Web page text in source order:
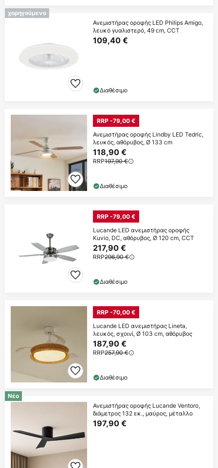
χορηγούμενο
Ανεμιστήρας οροφής LED Philips Amigo,
λευκό γυαλιστερό, 49 cm, CCT
109,40 €
Διαθέσιμο
RRP -79,00 €
Ανεμιστήρας οροφής Lindby LED Tedric,
λευκός, αθόρυβος, Ø 133 cm
118,90 €
RRP197,90 €
Διαθέσιμο
RRP -79,00 €
Lucande LED ανεμιστήρας οροφής
Kuvio, DC, αθόρυβος, Ø 120 cm, CCT
217,90 €
RRP296,90 €
Διαθέσιμο
RRP -70,00 €
Lucande LED ανεμιστήρας Lineta,
λευκός, σχοινί, Ø 103 cm, αθόρυβος
187,90 €
RRP257,90 €
Διαθέσιμο
Νέο
Ανεμιστήρας οροφής Lucande Ventoro,
διάμετρος 132 εκ., μαύρος, μέταλλο
197,90 €